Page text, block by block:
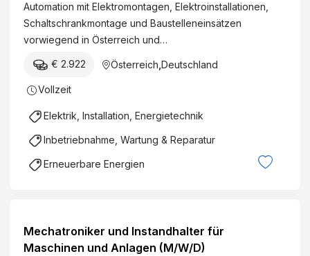
Automation mit Elektromontagen, Elektroinstallationen,
Schaltschrankmontage und Baustelleneinsätzen
vorwiegend in Österreich und…
€ 2.922 Österreich,Deutschland
Vollzeit
Elektrik, Installation, Energietechnik
Inbetriebnahme, Wartung & Reparatur
Erneuerbare Energien
Mechatroniker und Instandhalter für
Maschinen und Anlagen (M/W/D)